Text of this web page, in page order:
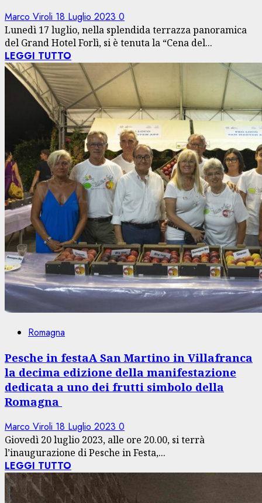
Marco Viroli 18 Luglio 2023 0
Lunedì 17 luglio, nella splendida terrazza panoramica
del Grand Hotel Forlì, si è tenuta la “Cena del...
LEGGI TUTTO
Romagna
Pesche in festaA San Martino in Villafranca
la decima edizione della manifestazione
dedicata a uno dei frutti simbolo della
Romagna
Marco Viroli 18 Luglio 2023 0
Giovedì 20 luglio 2023, alle ore 20.00, si terrà
l’inaugurazione di Pesche in Festa,...
LEGGI TUTTO